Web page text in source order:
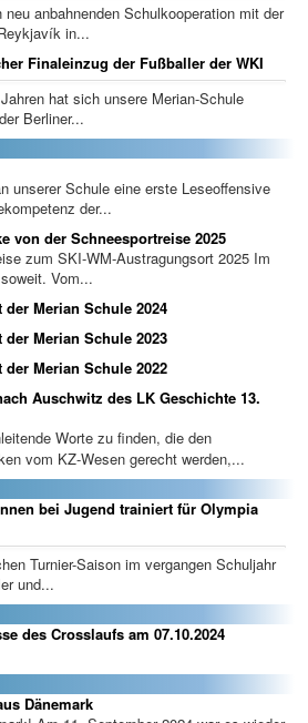
anbahnenden Schulkooperation mit der
in...
Finaleinzug der Fußballer der WKI
hat sich unsere Merian-Schule
Berliner...
unserer Schule eine erste Leseoffensive
der...
von der Schneesportreise 2025
zum SKI-WM-Austragungsort 2025 Im
Vom...
der Merian Schule 2024
der Merian Schule 2023
der Merian Schule 2022
Auschwitz des LK Geschichte 13.
Worte zu finden, die den
vom KZ-Wesen gerecht werden,...
bei Jugend trainiert für Olympia
Turnier-Saison im vergangen Schuljahr
und...
des Crosslaufs am 07.10.2024
Dänemark